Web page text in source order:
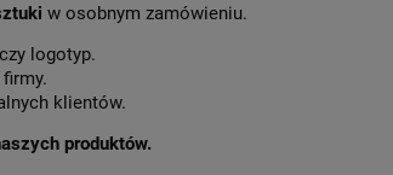
w osobnym zamówieniu.
logotyp.
klientów.
produktów.